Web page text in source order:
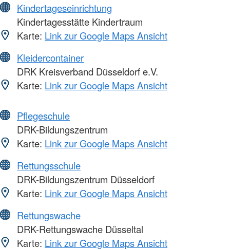
Kindertageseinrichtung
Kindertagesstätte Kindertraum
Karte: Link zur Google Maps Ansicht
Kleidercontainer
DRK Kreisverband Düsseldorf e.V.
Karte: Link zur Google Maps Ansicht
Pflegeschule
DRK-Bildungszentrum
Karte: Link zur Google Maps Ansicht
Rettungsschule
DRK-Bildungszentrum Düsseldorf
Karte: Link zur Google Maps Ansicht
Rettungswache
DRK-Rettungswache Düsseltal
Karte: Link zur Google Maps Ansicht